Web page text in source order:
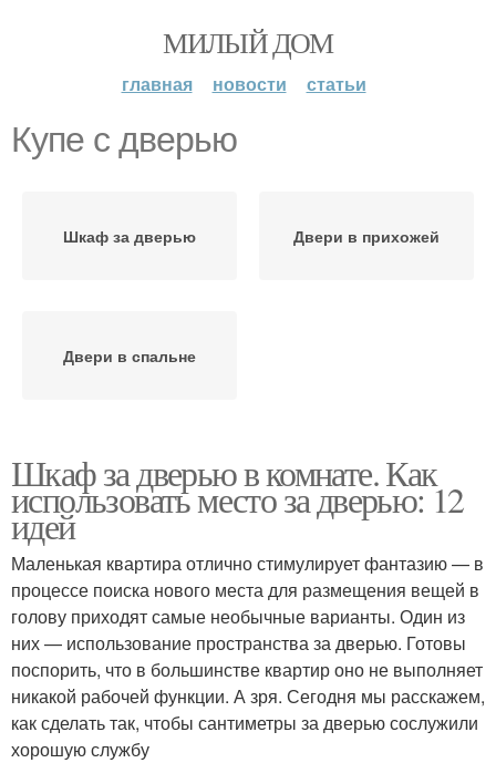
МИЛЫЙ ДОМ
главная новости статьи
Купе с дверью
Шкаф за дверью Двери в прихожей
Двери в спальне
Шкаф за дверью в комнате. Как
использовать место за дверью: 12
идей
Маленькая квартира отлично стимулирует фантазию — в
процессе поиска нового места для размещения вещей в
голову приходят самые необычные варианты. Один из
них — использование пространства за дверью. Готовы
поспорить, что в большинстве квартир оно не выполняет
никакой рабочей функции. А зря. Сегодня мы расскажем,
как сделать так, чтобы сантиметры за дверью сослужили
хорошую службу